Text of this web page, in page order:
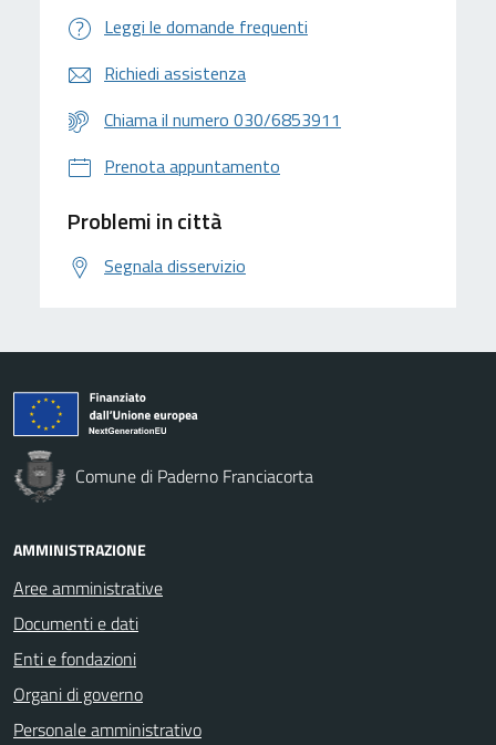
Leggi le domande frequenti
Richiedi assistenza
Chiama il numero 030/6853911
Prenota appuntamento
Problemi in città
Segnala disservizio
Comune di Paderno Franciacorta
AMMINISTRAZIONE
Aree amministrative
Documenti e dati
Enti e fondazioni
Organi di governo
Personale amministrativo